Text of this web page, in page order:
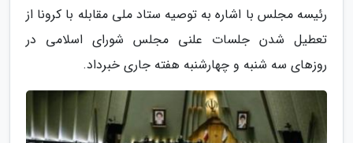
رئیسه مجلس با اشاره به توصیه ستاد ملی مقابله با کرونا از
تعطیل شدن جلسات علنی مجلس شورای اسلامی در
روزهای سه شنبه و چهارشنبه هفته جاری خبرداد.